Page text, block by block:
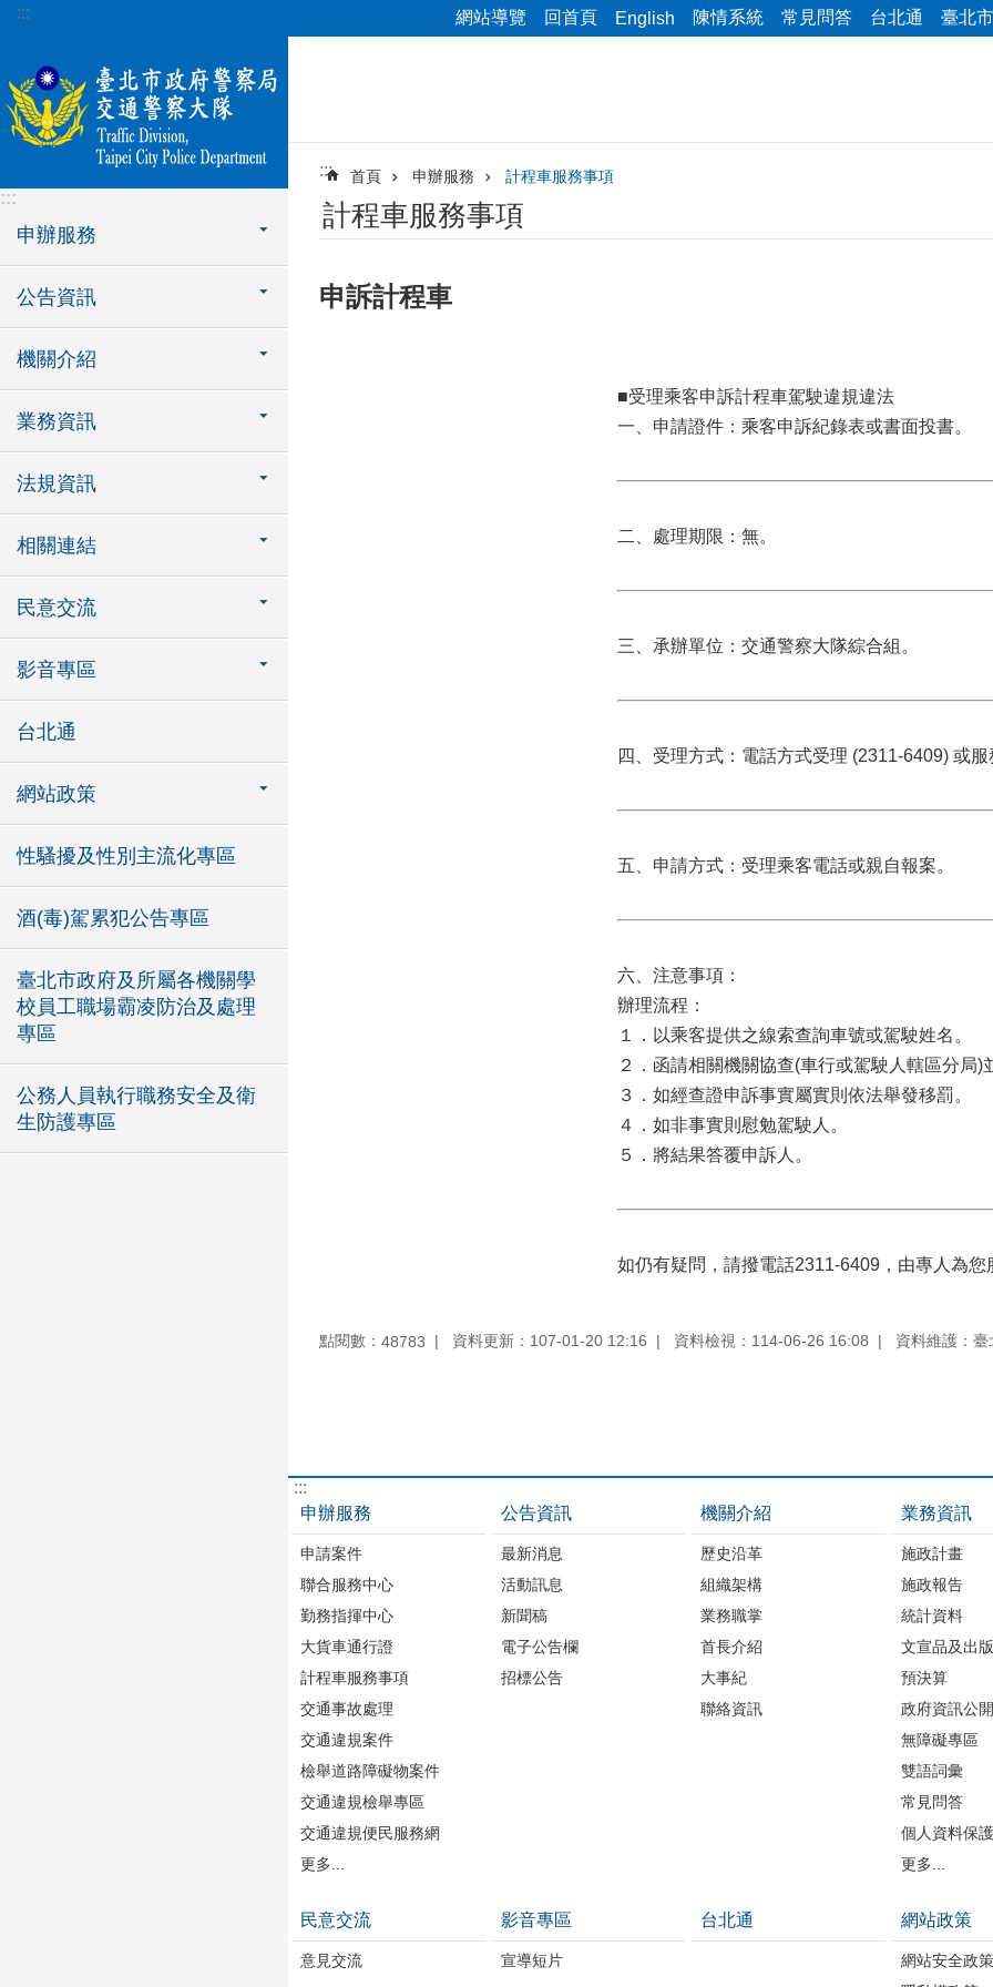
跳到主要內容區塊
::: 網站導覽 回首頁 English 陳情系統 常見問答 台北通 臺北
:::
申辦服務
公告資訊
機關介紹
業務資訊
法規資訊
相關連結
民意交流
影音專區
台北通
網站政策
性騷擾及性別主流化專區
酒(毒)駕累犯公告專區
臺北市政府及所屬各機關學
校員工職場霸凌防治及處理
專區
公務人員執行職務安全及衛
生防護專區
::: 首頁 申辦服務 計程車服務事項
計程車服務事項
申訴計程車
■受理乘客申訴計程車駕駛違規違法
一、申請證件：乘客申訴紀錄表或書面投書。
二、處理期限：無。
三、承辦單位：交通警察大隊綜合組。
四、受理方式：電話方式受理 (2311-6409) 或服
五、申請方式：受理乘客電話或親自報案。
六、注意事項：
辦理流程：
１．以乘客提供之線索查詢車號或駕駛姓名。
２．函請相關機關協查(車行或駕駛人轄區分局)
３．如經查證申訴事實屬實則依法舉發移罰。
４．如非事實則慰勉駕駛人。
５．將結果答覆申訴人。
如仍有疑問，請撥電話2311-6409，由專人為您
點閱數： 48783 資料更新：107-01-20 12:16 資料檢視：114-06-26 16:08 資料維護：
:::
申辦服務
申請案件
聯合服務中心
勤務指揮中心
大貨車通行證
計程車服務事項
交通事故處理
交通違規案件
檢舉道路障礙物案件
交通違規檢舉專區
交通違規便民服務網
更多...
公告資訊
最新消息
活動訊息
新聞稿
電子公告欄
招標公告
機關介紹
歷史沿革
組織架構
業務職掌
首長介紹
大事紀
聯絡資訊
業務資訊
施政計畫
施政報告
統計資料
文宣品及出
預決算
政府資訊公開
無障礙專區
雙語詞彙
常見問答
個人資料保
更多...
民意交流
意見交流
影音專區
宣導短片
台北通 網站政策
網站安全政策